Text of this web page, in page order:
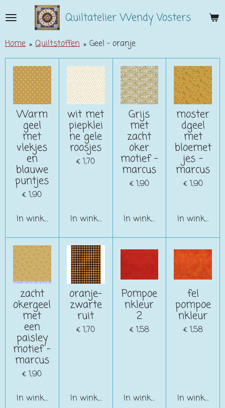
direct
de
hoofdinhoud
Quiltatelier Wendy Vosters
Home » Quiltstoffen » Geel - oranje
Warm
geel
met
vlekjes
en
blauwe
puntjes
€ 1,90
In winkelwagen
wit met
piepklei
ne gele
roosjes
€ 1,70
In winkelwagen
Grijs
met
zacht
oker
motief -
marcus
€ 1,90
In winkelwagen
moster
dgeel
met
bloemet
jes -
marcus
€ 1,90
In
zacht
okergeel
met
een
paisley
motief -
marcus
€ 1,90
In winkelwagen
oranje-
zwarte
ruit
€ 1,70
In winkelwagen
Pompoe
nkleur
2
€ 1,58
In winkelwagen
fel
pompoe
nkleur
€ 1,58
In